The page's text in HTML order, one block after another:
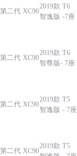
第二代 XC90
2019款 T6
智逸版 -7座
第二代 XC90
2019款 T6
智尊版- 7座
第二代 XC90
2019款 T5
智逸版 - 7座
第二代 XC90
2019款 T5